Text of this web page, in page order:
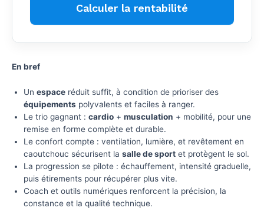
Calculer la rentabilité
En bref
Un espace réduit suffit, à condition de prioriser des
équipements polyvalents et faciles à ranger.
Le trio gagnant : cardio + musculation + mobilité, pour une
remise en forme complète et durable.
Le confort compte : ventilation, lumière, et revêtement en
caoutchouc sécurisent la salle de sport et protègent le sol.
La progression se pilote : échauffement, intensité graduelle,
puis étirements pour récupérer plus vite.
Coach et outils numériques renforcent la précision, la
constance et la qualité technique.